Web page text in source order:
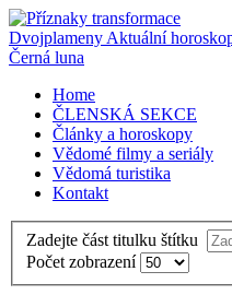
Dvojplameny Aktuální
Černá luna
Home
ČLENSKÁ SEKCE
Články a horoskopy
Vědomé filmy a seriály
Vědomá turistika
Kontakt
Zadejte část titulku štítku
Počet zobrazení